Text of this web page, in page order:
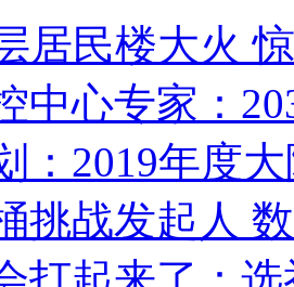
居民楼大火
中心专家：
：2019年度
挑战发起人